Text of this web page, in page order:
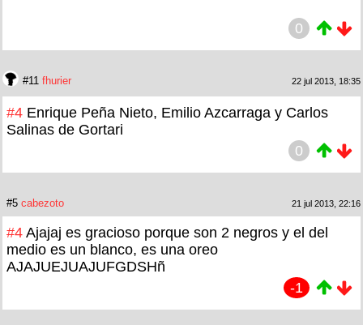
0
#11 fhurier 22 jul 2013, 18:35
#4 Enrique Peña Nieto, Emilio Azcarraga y Carlos
Salinas de Gortari
0
#5 cabezoto 21 jul 2013, 22:16
#4 Ajajaj es gracioso porque son 2 negros y el del
medio es un blanco, es una oreo
AJAJUEJUAJUFGDSHñ
-1